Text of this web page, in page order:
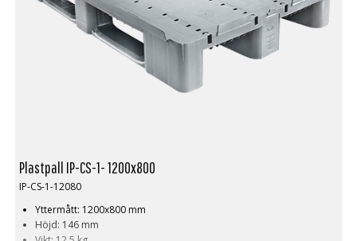
Plastpall IP-D-1-12080RE4
Plastpall IP-D-1-12080RE4RI
Plastpall IP-CS-1- 1200x800
IP-CS-1-12080
Yttermått: 1200x800 mm
Höjd: 146 mm